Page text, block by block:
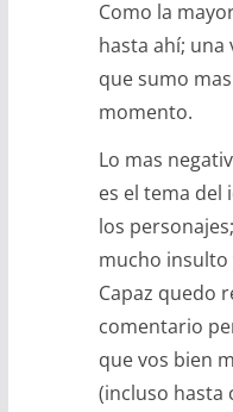
Como la
hasta ahí; una
que sumo
momento.
Lo mas
es el tema del
los
mucho insulto
Capaz quedo
comentario
que vos bien
(incluso hasta